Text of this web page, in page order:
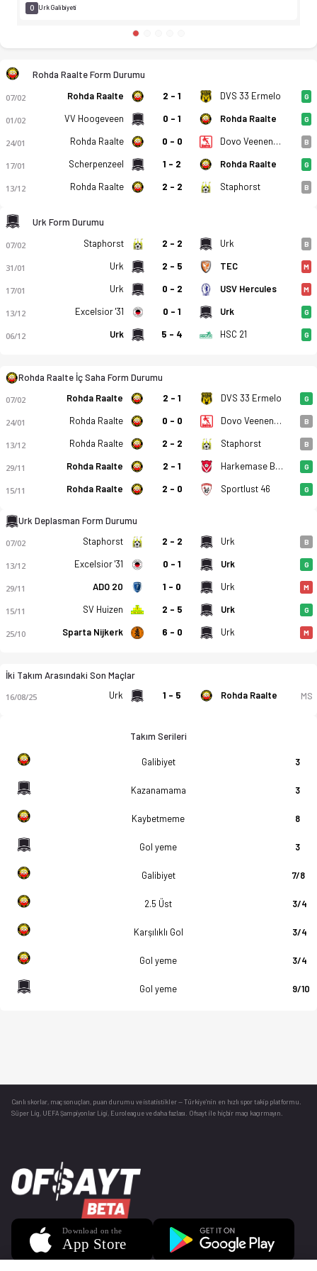
Rohda Raalte - SV Urk 3-1 bitti. Gol anları, kadro,
0 Urk Galibiyeti
Rohda Raalte Form Durumu
07/02 Rohda Raalte 2 - 1 DVS 33 Ermelo G
01/02 VV Hoogeveen 0 - 1 Rohda Raalte G
24/01 Rohda Raalte 0 - 0 Dovo Veenendaal B
17/01 Scherpenzeel 1 - 2 Rohda Raalte G
13/12 Rohda Raalte 2 - 2 Staphorst B
Urk Form Durumu
07/02 Staphorst 2 - 2 Urk B
31/01 Urk 2 - 5 TEC M
17/01 Urk 0 - 2 USV Hercules M
13/12 Excelsior '31 0 - 1 Urk G
06/12 Urk 5 - 4 HSC 21 G
Rohda Raalte İç Saha Form Durumu
07/02 Rohda Raalte 2 - 1 DVS 33 Ermelo G
24/01 Rohda Raalte 0 - 0 Dovo Veenendaal B
13/12 Rohda Raalte 2 - 2 Staphorst B
29/11 Rohda Raalte 2 - 1 Harkemase Boys G
15/11 Rohda Raalte 2 - 0 Sportlust 46 G
Urk Deplasman Form Durumu
07/02 Staphorst 2 - 2 Urk B
13/12 Excelsior '31 0 - 1 Urk G
29/11 ADO 20 1 - 0 Urk M
15/11 SV Huizen 2 - 5 Urk G
25/10 Sparta Nijkerk 6 - 0 Urk M
İki Takım Arasındaki Son Maçlar
16/08/25 Urk 1 - 5 Rohda Raalte MS
Takım Serileri
Galibiyet 3
Kazanamama 3
Kaybetmeme 8
Gol yeme 3
Galibiyet 7/8
2.5 Üst 3/4
Karşılıklı Gol 3/4
Gol yeme 3/4
Gol yeme 9/10
Canlı skorlar , maç sonuçları, puan durumu ve istatistikler — Türkiye’nin en hızlı spor takip platformu.
Süper Lig, UEFA Şampiyonlar Ligi, Euroleague ve daha fazlası. Ofsayt ile hiçbir maçı kaçırmayın.